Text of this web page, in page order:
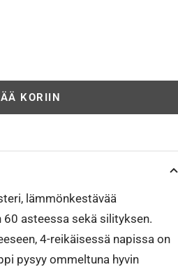
KORIIN
lämmönkestävää
asteessa sekä silityksen.
4-reikäisessä napissa on
pysyy ommeltuna hyvin